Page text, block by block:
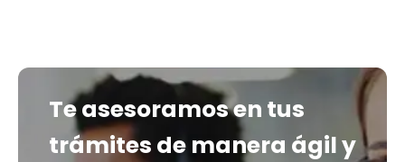
Te asesoramos en tus
trámites de manera ágil y